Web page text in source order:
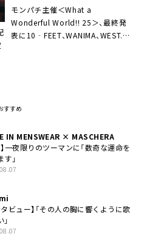
モンパチ主催＜What a
Wonderful World!! 25＞、最終発
表に10‐FEET、WANIMA、WEST.、
すすめ
IN MENSWEAR × MASCHERA
】一夜限りのツーマンに「数奇な運命を
す」
タビュー】「その人の胸に響くように歌